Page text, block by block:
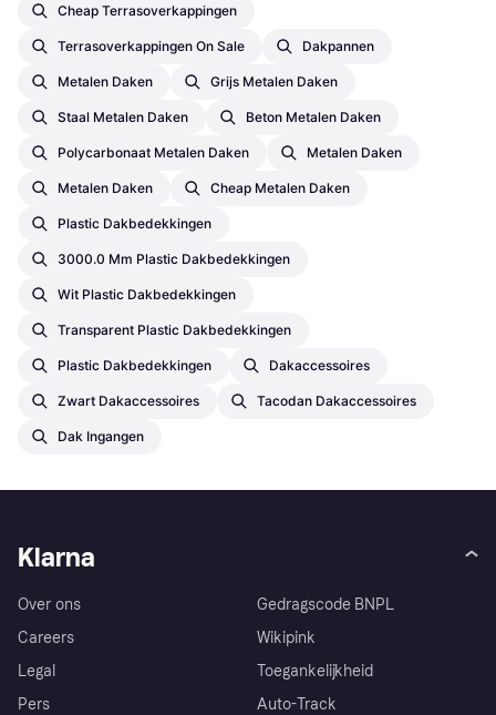
Cheap Terrasoverkappingen
Terrasoverkappingen On Sale Dakpannen
Metalen Daken Grijs Metalen Daken
Staal Metalen Daken Beton Metalen Daken
Polycarbonaat Metalen Daken Metalen Daken
Metalen Daken Cheap Metalen Daken
Plastic Dakbedekkingen
3000.0 Mm Plastic Dakbedekkingen
Wit Plastic Dakbedekkingen
Transparent Plastic Dakbedekkingen
Plastic Dakbedekkingen Dakaccessoires
Zwart Dakaccessoires Tacodan Dakaccessoires
Dak Ingangen
Klarna
Over ons
Careers
Legal
Pers
Gedragscode BNPL
Wikipink
Toegankelijkheid
Auto-Track